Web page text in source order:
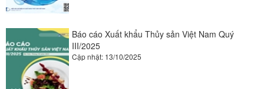
Báo cáo Xuất khẩu Thủy sản Việt Nam Quý
III/2025
Cập nhật: 13/10/2025